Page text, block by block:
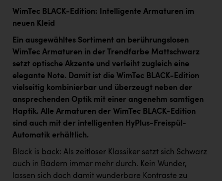
WimTec BLACK-Edition: Intelligente Armaturen im
neuen Kleid
Ein ausgewähltes Sortiment an berührungslosen
WimTec Armaturen in der Trendfarbe Mattschwarz
setzt optische Akzente und verleiht zugleich eine
elegante Note. Damit ist die WimTec BLACK-Edition
vielseitig kombinierbar und überzeugt neben der
ansprechenden Optik mit einer angenehm samtigen
Haptik. Alle Armaturen der WimTec BLACK-Edition
sind auch mit der intelligenten HyPlus-Freispül-
Automatik erhältlich.
Black is back: Als zeitloser Klassiker setzt sich Schwarz
auch in Bädern immer mehr durch. Kein Wunder,
lassen sich doch damit wunderbare Kontraste zu